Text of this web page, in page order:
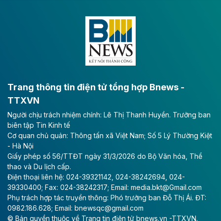
Đông A dài khoảng 25,1 km được kỳ vọng sẽ tạo động
lực phát triển kinh tế - xã hội khu vực phía Nam đồng
Long Thành
Tổng công ty Cảng hàng không Việt Nam - CTCP
(ACV) vừa lập kỷ lục mới về lợi nhuận trong quý
II/2026.
Theo baodautu.vn
Vinaconex lập đỉnh doanh thu
Tổng CTCP Xuất nhập khẩu và Xây dựng Việt Nam
(Vinaconex) đã khép lại nửa đầu năm với doanh thu
thuần gần 7.268 tỷ đồng, tăng 4% so với cùng kỳ và
cũng là mức cao nhất lịch sử hoạt động của doanh
Trang thông tin điện tử tổng hợp Bnews -
TTXVN
Người chịu trách nhiệm chính: Lê Thị Thanh Huyền. Trưởng ban
biên tập Tin Kinh tế
Cơ quan chủ quản: Thông tấn xã Việt Nam; Số 5 Lý Thường Kiệt
- Hà Nội
Giấy phép số 56/TTĐT ngày 31/3/2026 do Bộ Văn hóa, Thể
thao và Du lịch cấp.
Điện thoại liên hệ: 024-39321142, 024-38242694, 024-
39330400; Fax: 024-38242317; Email: media.bkt@Gmail.com
Phụ trách hợp tác truyền thông: Phó trưởng ban Đỗ Thị Ái. ĐT:
0982.186.628; Email: bnewsqc@gmail.com
© Bản quyền thuộc về Trang tin điện tử bnews.vn -TTXVN.